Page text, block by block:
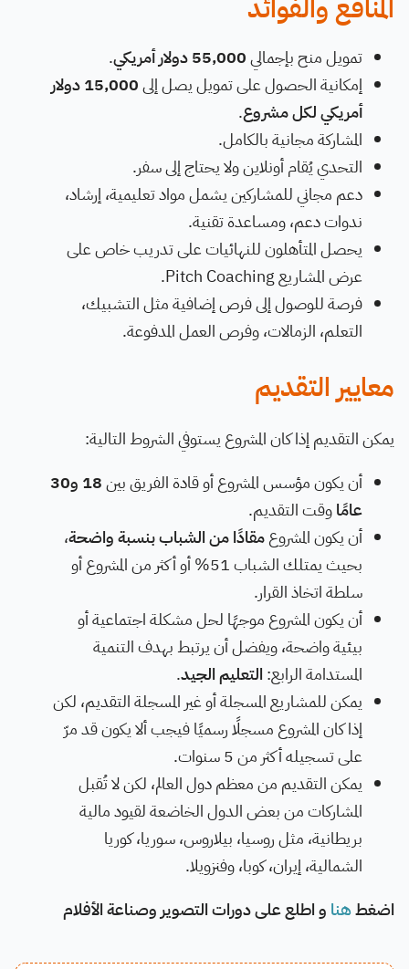
المنافع والفوائد
تمويل منح بإجمالي55,000 دولار أمريكي
.
إمكانية الحصول على تمويل يصل إلى
15,000 دولار
أمريكي لكل مشروع.
المشاركة مجانية بالكامل.
التحدي يُقام أونلاين ولا يحتاج إلى سفر.
دعم مجاني للمشاركين يشمل مواد تعليمية، إرشاد،
ندوات دعم، ومساعدة تقنية.
يحصل المتأهلون للنهائيات على تدريب خاص على
عرض المشاريع Pitch Coaching.
فرصة للوصول إلى فرص إضافية مثل التشبيك،
التعلم، الزمالات، وفرص العمل المدفوعة.
معايير التقديم
يمكن التقديم إذا كان المشروع يستوفي الشروط التالية:
أن يكون مؤسس المشروع أو قادة الفريق بين
18 و30
عامًاوقت التقديم.
أن يكون المشروعمقادًا من الشباب بنسبة واضحة،
بحيث يمتلك الشباب 51% أو أكثر من المشروع أو
سلطة اتخاذ القرار.
أن يكون المشروع موجهًا لحل مشكلة اجتماعية أو
بيئية واضحة، ويفضل أن يرتبط بهدف التنمية
المستدامة الرابع: التعليم الجيد.
يمكن للمشاريع المسجلة أو غير المسجلة التقديم، لكن
إذا كان المشروع مسجلًا رسميًا فيجب ألا يكون قد مرّ
على تسجيله أكثر من 5 سنوات.
يمكن التقديم من معظم دول العالم، لكن لا تُقبل
المشاركات من بعض الدول الخاضعة لقيود مالية
بريطانية، مثل روسيا، بيلاروس، سوريا، كوريا
الشمالية، إيران، كوبا، وفنزويلا.
اضغطهنا و اطلع على دورات التصوير وصناعة الأفلام